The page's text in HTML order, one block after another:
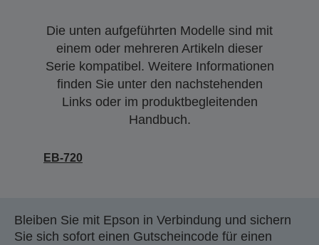
Die unten aufgeführten Modelle sind mit
einem oder mehreren Artikeln dieser
Serie kompatibel. Weitere Informationen
finden Sie unter den nachstehenden
Links oder im produktbegleitenden
Handbuch.
EB-720
Bleiben Sie mit Epson in Verbindung und sichern
Sie sich sofort einen Gutscheincode für einen